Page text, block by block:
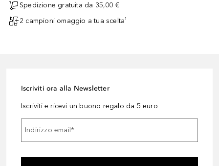
Spedizione gratuita da 35,00 €
2 campioni omaggio a tua scelta¹
Iscriviti ora alla Newsletter
Iscriviti e ricevi un buono regalo da 5 euro
Indirizzo email*